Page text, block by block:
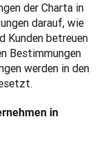
der Charta in
darauf, wie
Kunden betreuen
Bestimmungen
werden in den
in